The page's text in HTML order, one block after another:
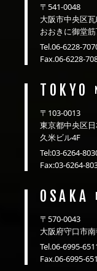
〒541-0048
大阪市中央区
おおきに御堂
Tel.06-6228-
Fax.06-6228-
TOKYO
〒103-0013
東京都中央区
久米ビル4F
Tel:03-6264-
Fax:03-6264-
OSAKA
〒570-0043
大阪府守口市
Tel.06-6995-
Fax.06-6995-